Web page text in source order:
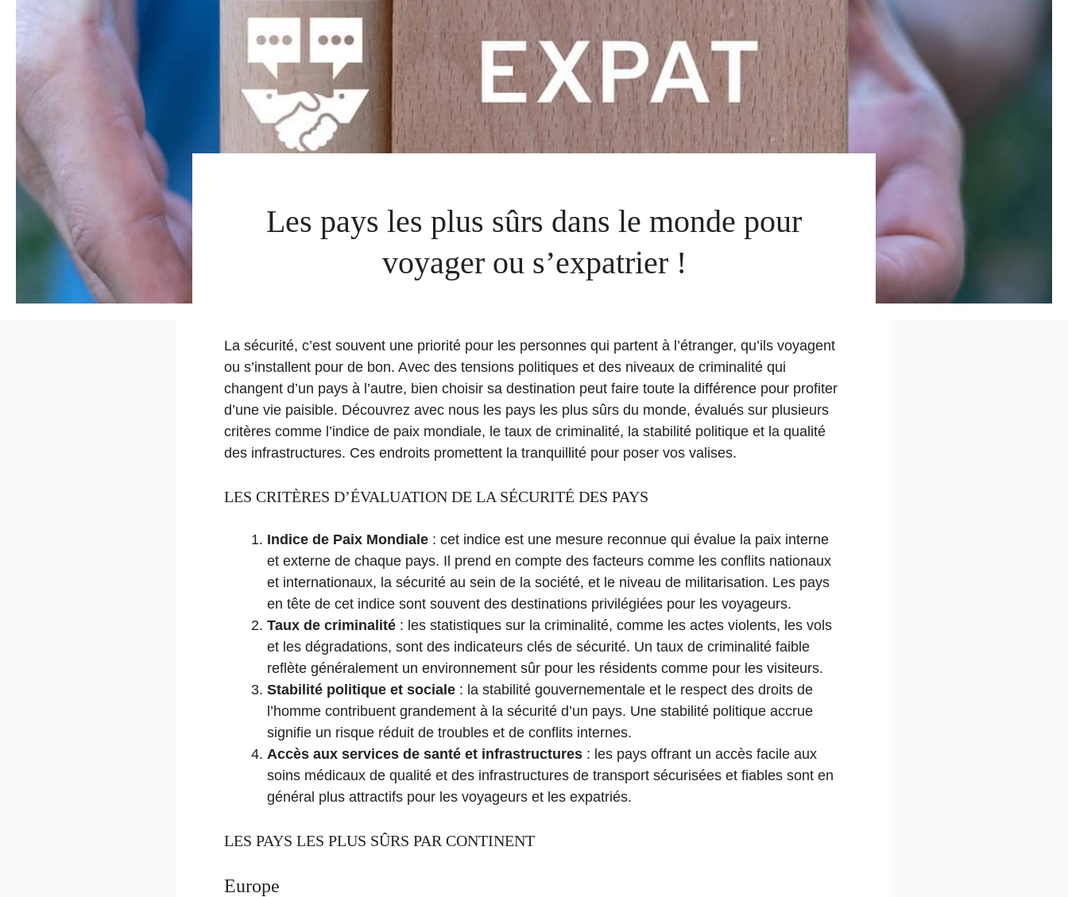
Les pays les plus sûrs dans le monde pour
voyager ou s’expatrier !
La sécurité, c’est souvent une priorité pour les personnes qui partent à l’étranger, qu’ils voyagent
ou s’installent pour de bon. Avec des tensions politiques et des niveaux de criminalité qui
changent d’un pays à l’autre, bien choisir sa destination peut faire toute la différence pour profiter
d’une vie paisible. Découvrez avec nous les pays les plus sûrs du monde, évalués sur plusieurs
critères comme l’indice de paix mondiale, le taux de criminalité, la stabilité politique et la qualité
des infrastructures. Ces endroits promettent la tranquillité pour poser vos valises.
LES CRITÈRES D’ÉVALUATION DE LA SÉCURITÉ DES PAYS
Indice de Paix Mondiale : cet indice est une mesure reconnue qui évalue la paix interne
et externe de chaque pays. Il prend en compte des facteurs comme les conflits nationaux
et internationaux, la sécurité au sein de la société, et le niveau de militarisation. Les pays
en tête de cet indice sont souvent des destinations privilégiées pour les voyageurs.
Taux de criminalité : les statistiques sur la criminalité, comme les actes violents, les vols
et les dégradations, sont des indicateurs clés de sécurité. Un taux de criminalité faible
reflète généralement un environnement sûr pour les résidents comme pour les visiteurs.
Stabilité politique et sociale : la stabilité gouvernementale et le respect des droits de
l’homme contribuent grandement à la sécurité d’un pays. Une stabilité politique accrue
signifie un risque réduit de troubles et de conflits internes.
Accès aux services de santé et infrastructures : les pays offrant un accès facile aux
soins médicaux de qualité et des infrastructures de transport sécurisées et fiables sont en
général plus attractifs pour les voyageurs et les expatriés.
LES PAYS LES PLUS SÛRS PAR CONTINENT
Europe